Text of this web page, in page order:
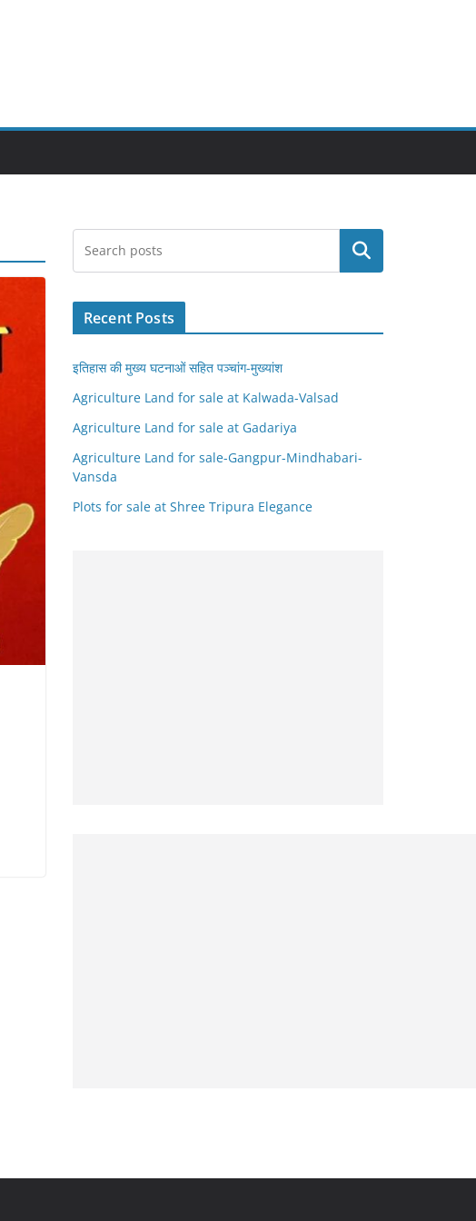
Search
Recent Posts
इतिहास की मुख्य घटनाओं सहित पञ्चांग-मुख्यांश
Agriculture Land for sale at Kalwada-Valsad
Agriculture Land for sale at Gadariya
Agriculture Land for sale-Gangpur-Mindhabari-
Vansda
Plots for sale at Shree Tripura Elegance